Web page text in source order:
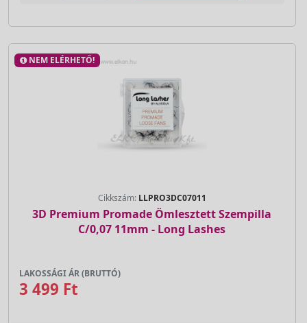
NEM ELÉRHETŐ!
Cikkszám: LLPRO3DC07011
3D Premium Promade Ömlesztett Szempilla
C/0,07 11mm - Long Lashes
LAKOSSÁGI ÁR (BRUTTÓ)
3 499 Ft